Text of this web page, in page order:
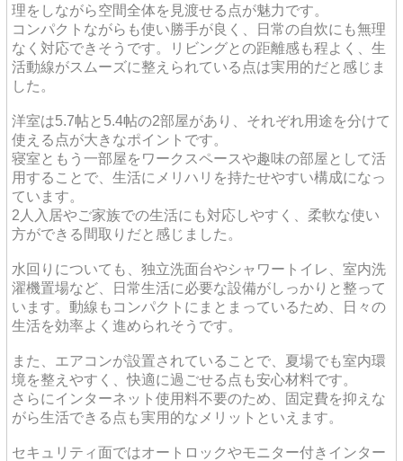
理をしながら空間全体を見渡せる点が魅力です。
コンパクトながらも使い勝手が良く、日常の自炊にも無理
なく対応できそうです。リビングとの距離感も程よく、生
活動線がスムーズに整えられている点は実用的だと感じま
した。
洋室は5.7帖と5.4帖の2部屋があり、それぞれ用途を分けて
使える点が大きなポイントです。
寝室ともう一部屋をワークスペースや趣味の部屋として活
用することで、生活にメリハリを持たせやすい構成になっ
ています。
2人入居やご家族での生活にも対応しやすく、柔軟な使い
方ができる間取りだと感じました。
水回りについても、独立洗面台やシャワートイレ、室内洗
濯機置場など、日常生活に必要な設備がしっかりと整って
います。動線もコンパクトにまとまっているため、日々の
生活を効率よく進められそうです。
また、エアコンが設置されていることで、夏場でも室内環
境を整えやすく、快適に過ごせる点も安心材料です。
さらにインターネット使用料不要のため、固定費を抑えな
がら生活できる点も実用的なメリットといえます。
セキュリティ面ではオートロックやモニター付きインター